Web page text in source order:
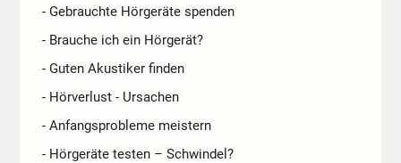
- Gebrauchte Hörgeräte spenden
- Brauche ich ein Hörgerät?
- Guten Akustiker finden
- Hörverlust - Ursachen
- Anfangsprobleme meistern
- Hörgeräte testen – Schwindel?